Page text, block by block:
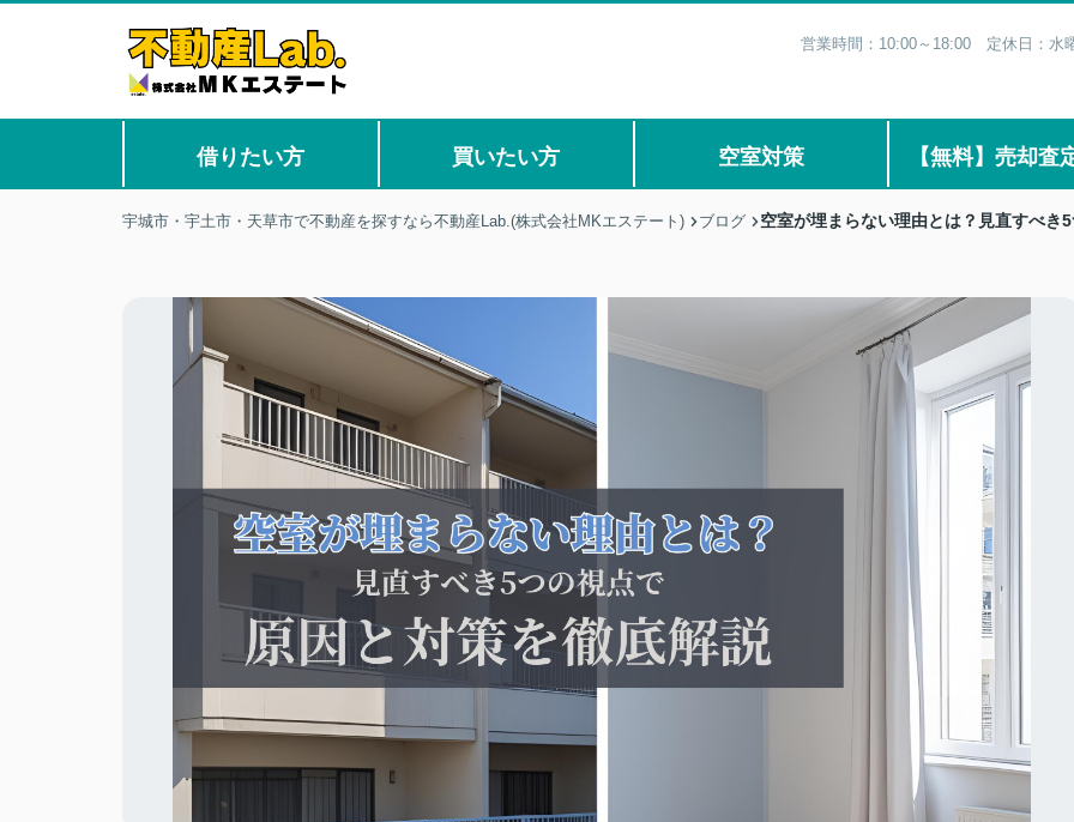
営業時間：10:00～18:00 定休日：水
借りたい方 買いたい方 空室対策 【無料】売却査
宇城市・宇土市・天草市で不動産を探すなら不動産Lab.(株式会社MKエステート) ブログ 空室が埋まらない理由とは？見直すべき